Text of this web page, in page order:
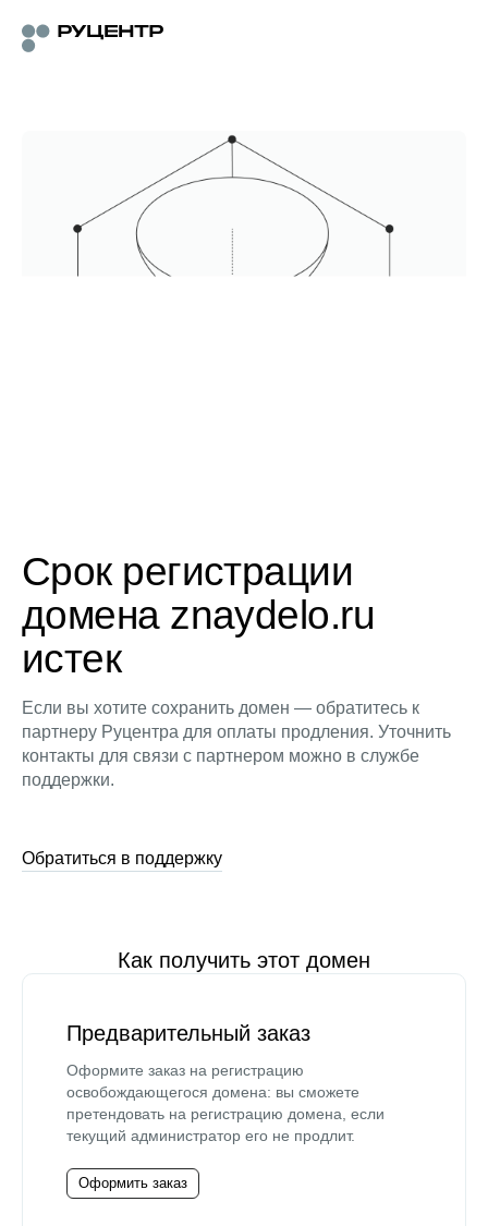
Срок регистрации
домена znaydelo.ru
истек
Если вы хотите сохранить домен — обратитесь к
партнеру Руцентра для оплаты продления. Уточнить
контакты для связи с партнером можно в службе
поддержки.
Обратиться в поддержку
Как получить этот домен
Предварительный заказ
Оформите заказ на регистрацию
освобождающегося домена: вы сможете
претендовать на регистрацию домена, если
текущий администратор его не продлит.
Оформить заказ